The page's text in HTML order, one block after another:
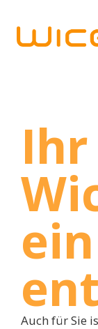
Auch für Sie